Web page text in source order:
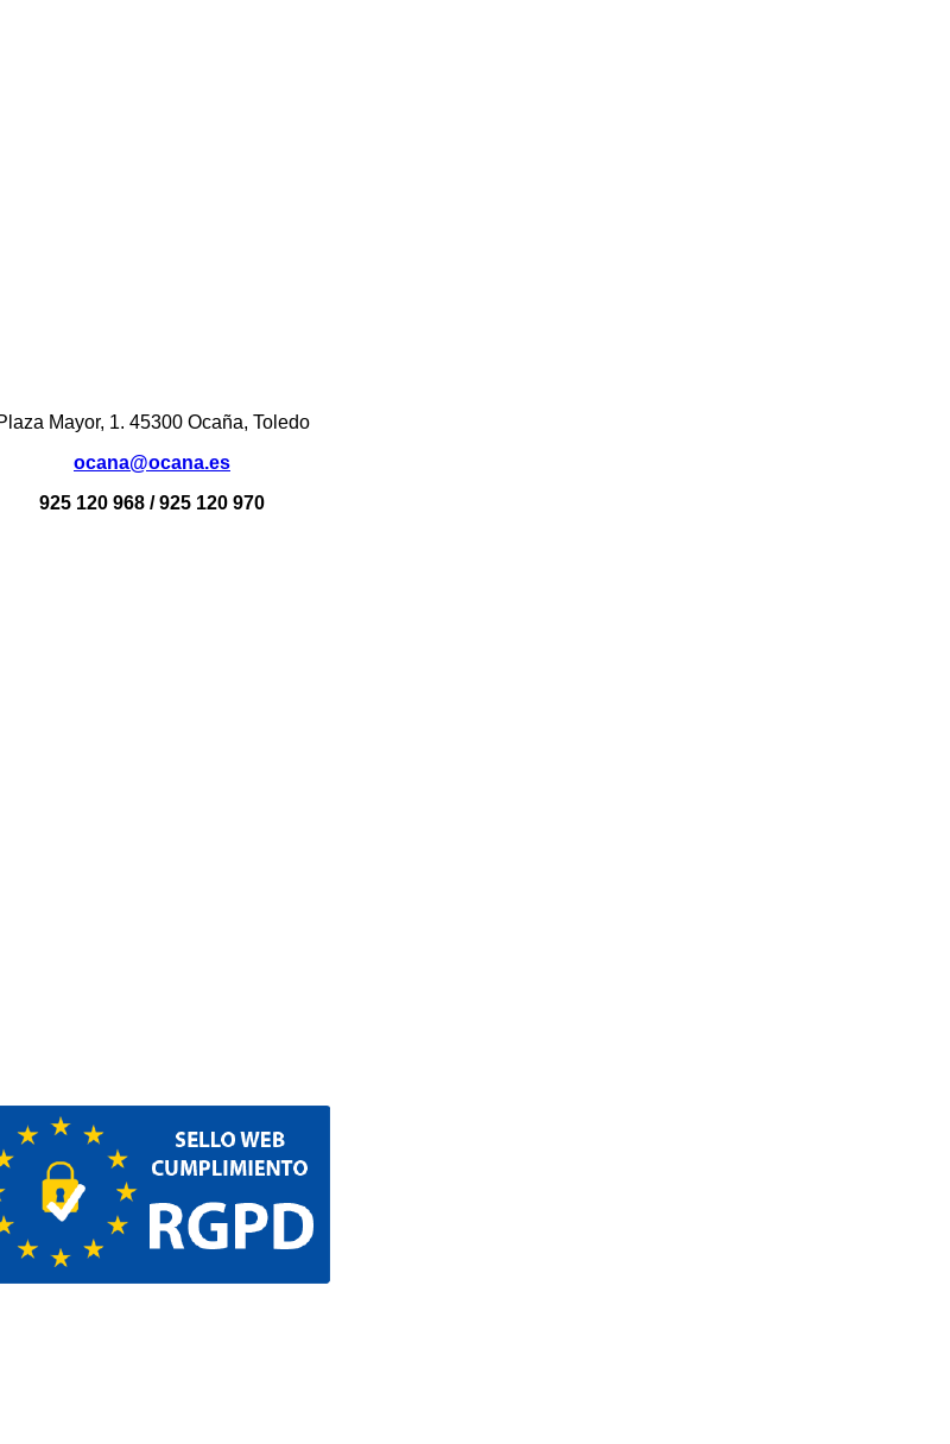
Mayor, 1. 45300 Ocaña, Toledo
ocana@ocana.es
925 120 968 / 925 120 970